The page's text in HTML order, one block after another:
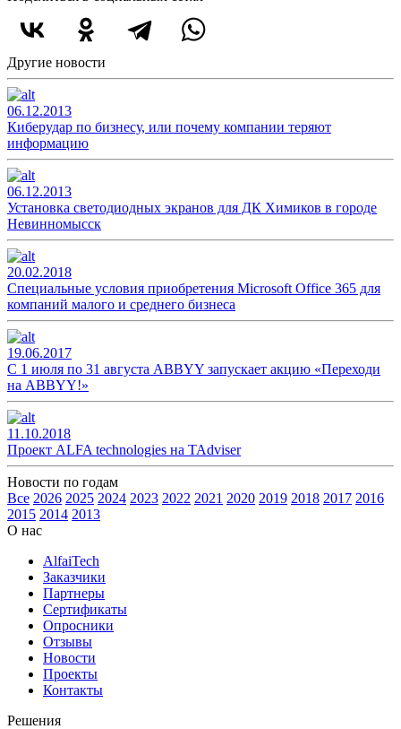
Другие новости
06.12.2013
Киберудар по бизнесу, или почему компании теряют
информацию
06.12.2013
Установка светодиодных экранов для ДК Химиков в городе
Невинномысск
20.02.2018
Специальные условия приобретения Microsoft Office 365 для
компаний малого и среднего бизнеса
19.06.2017
С 1 июля по 31 августа ABBYY запускает акцию «Переходи
на ABBYY!»
11.10.2018
Проект ALFA technologies на TAdviser
Новости по годам
Все 2026 2025 2024 2023 2022 2021 2020 2019 2018 2017 2016
2015 2014 2013
О нас
AlfaiTech
Заказчики
Партнеры
Сертификаты
Опросники
Отзывы
Новости
Проекты
Контакты
Решения